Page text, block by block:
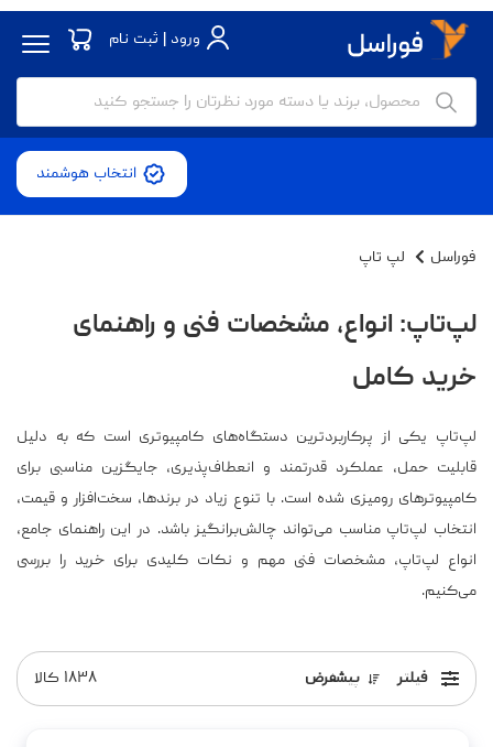
ورود | ثبت نام
انتخاب هوشمند
فوراسل لپ تاپ
لپ‌تاپ: انواع، مشخصات فنی و راهنمای
خرید کامل
لپ‌تاپ یکی از پرکاربردترین دستگاه‌های کامپیوتری است که به دلیل
قابلیت حمل، عملکرد قدرتمند و انعطاف‌پذیری، جایگزین مناسبی برای
کامپیوترهای رومیزی شده است. با تنوع زیاد در برندها، سخت‌افزار و قیمت،
انتخاب لپ‌تاپ مناسب می‌تواند چالش‌برانگیز باشد. در این راهنمای جامع،
انواع لپ‌تاپ، مشخصات فنی مهم و نکات کلیدی برای خرید را بررسی
می‌کنیم.
فیلتر پیشفرض ۱۸۳۸ کالا